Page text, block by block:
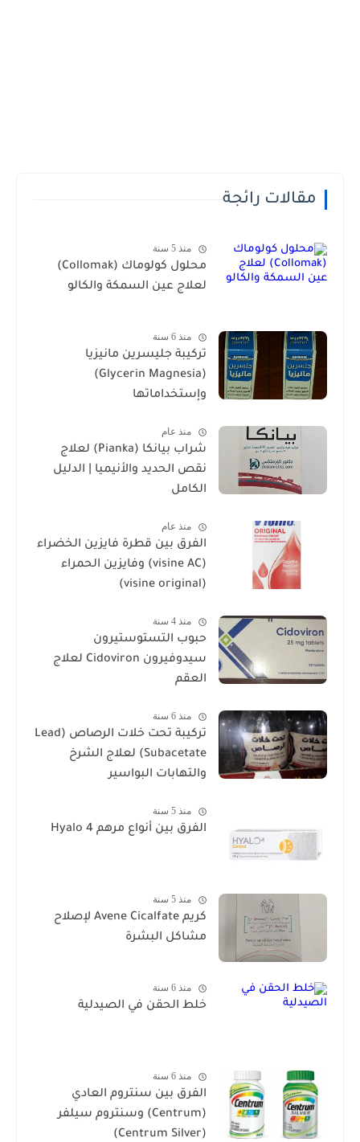
مقالات رائجة
منذ 5 سنة
محلول كولوماك (Collomak)
لعلاج عين السمكة والكالو
منذ 6 سنة
تركيبة جليسرين مانيزيا
(Glycerin Magnesia)
وإستخداماتها
منذ عام
شراب بيانكا (Pianka) لعلاج
نقص الحديد والأنيميا | الدليل
الكامل
منذ عام
الفرق بين قطرة فايزين الخضراء
(visine AC) وفايزين الحمراء
(visine original)
منذ 4 سنة
حبوب التستوستيرون
سيدوفيرون Cidoviron لعلاج
العقم
منذ 6 سنة
تركيبة تحت خلات الرصاص (Lead
Subacetate) لعلاج الشرخ
والتهابات البواسير
منذ 5 سنة
الفرق بين أنواع مرهم Hyalo 4
منذ 5 سنة
كريم Avene Cicalfate لإصلاح
مشاكل البشرة
منذ 6 سنة
خلط الحقن في الصيدلية
منذ 6 سنة
الفرق بين سنتروم العادي
(Centrum) وسنتروم سيلفر
(Centrum Silver)